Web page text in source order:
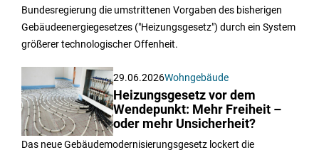
Bundesregierung die umstrittenen Vorgaben des bisherigen
Gebäudeenergiegesetzes ("Heizungsgesetz") durch ein System
größerer technologischer Offenheit.
29.06.2026Wohngebäude
Heizungsgesetz vor dem
Wendepunkt: Mehr Freiheit –
oder mehr Unsicherheit?
Das neue Gebäudemodernisierungsgesetz lockert die